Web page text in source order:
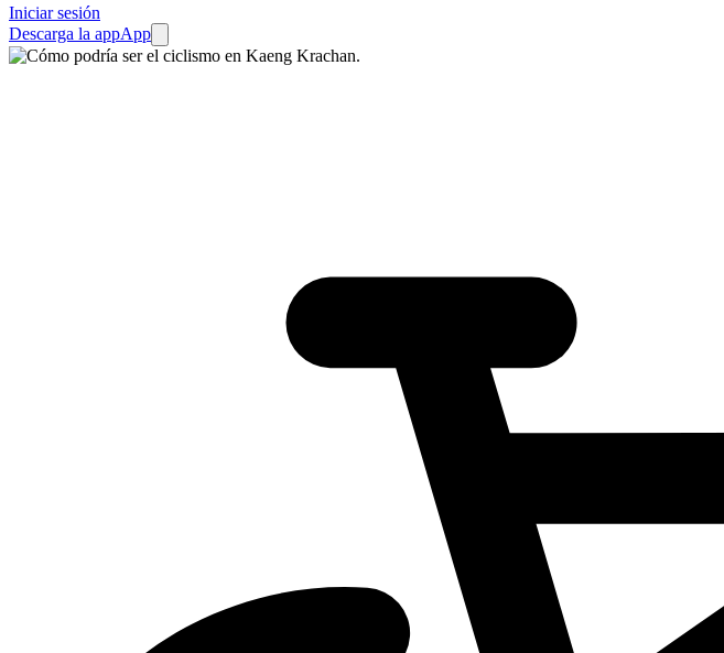
Iniciar sesión
Descarga la appApp